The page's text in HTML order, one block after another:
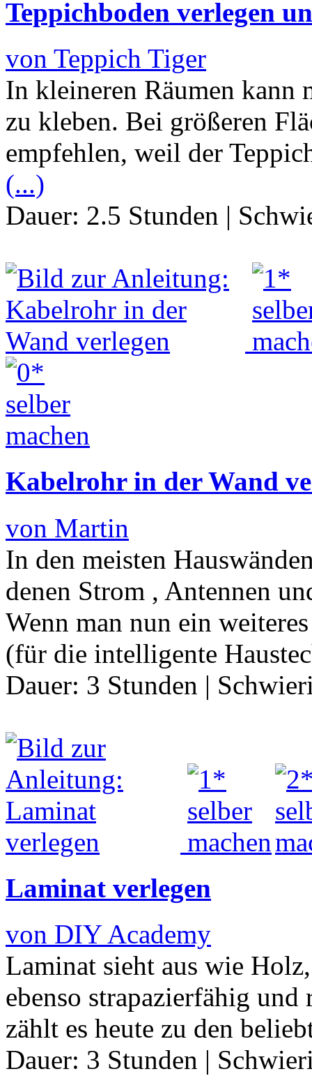
Teppichboden verlegen
von Teppich Tiger
In kleineren Räumen kann
zu kleben. Bei größeren
empfehlen, weil der
(...)
Dauer: 2.5 Stunden |
Kabelrohr in der Wand
von Martin
In den meisten
denen Strom , Antennen
Wenn man nun ein
(für die intelligente
Dauer: 3 Stunden |
Laminat verlegen
von DIY Academy
Laminat sieht aus wie
ebenso strapazierfähig
zählt es heute zu den
Dauer: 3 Stunden |